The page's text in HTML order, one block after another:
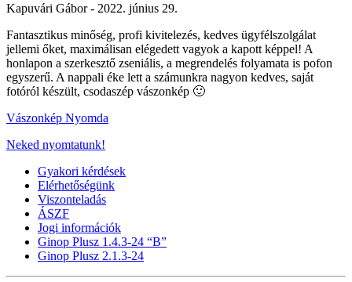
Kapuvári Gábor - 2022. június 29.
Fantasztikus minőség, profi kivitelezés, kedves ügyfélszolgálat
jellemi őket, maximálisan elégedett vagyok a kapott képpel! A
honlapon a szerkesztő zseniális, a megrendelés folyamata is pofon
egyszerű. A nappali éke lett a számunkra nagyon kedves, saját
fotóról készült, csodaszép vászonkép 🙂
Vászonkép Nyomda
Neked nyomtatunk!
Gyakori kérdések
Elérhetőségünk
Viszonteladás
ÁSZF
Jogi információk
Ginop Plusz 1.4.3-24 “B”
Ginop Plusz 2.1.3-24